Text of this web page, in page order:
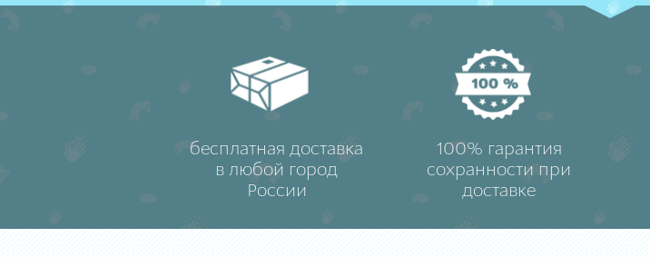
бесплатная доставка
в любой город
России
100% гарантия
сохранности при
доставке